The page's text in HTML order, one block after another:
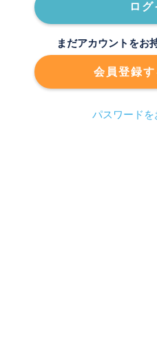
ログ
まだアカウントをお
会員登録す
パスワード